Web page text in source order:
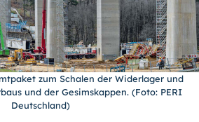
zum Schalen der Widerlager und
und der Gesimskappen. (Foto: PERI
Deutschland)